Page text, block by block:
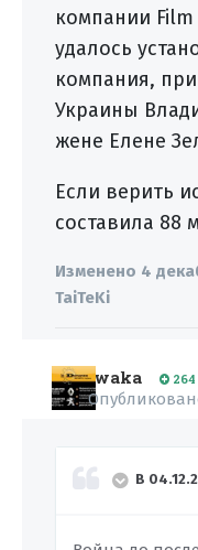
компании
удалось
компания,
Украины
жене Елене
Если верить
составила 88
Изменено 4
TaiTeKi
waka 264
В